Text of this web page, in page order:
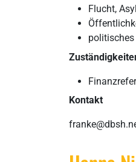
Flucht,
Kontakt